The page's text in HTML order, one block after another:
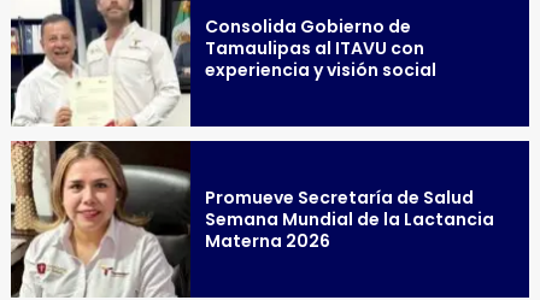
Consolida Gobierno de
Tamaulipas al ITAVU con
experiencia y visión social
Promueve Secretaría de Salud
Semana Mundial de la Lactancia
Materna 2026